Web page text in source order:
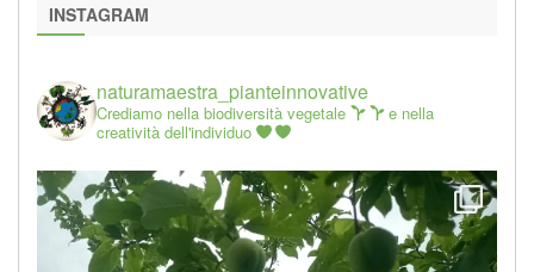
INSTAGRAM
naturamaestra_pianteinnovative
Crediamo nella biodiversità vegetale
e nella
creatività dell'individuo